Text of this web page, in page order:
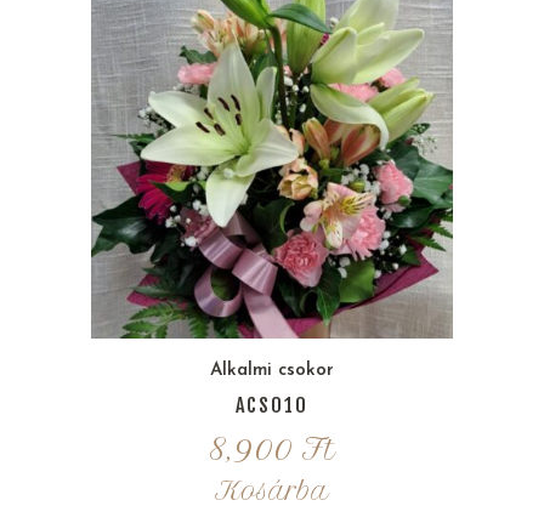
Alkalmi csokor
ACS010
8,900 Ft
Kosárba